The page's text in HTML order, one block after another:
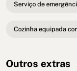
Serviço de
Cozinha equipada
Outros extras